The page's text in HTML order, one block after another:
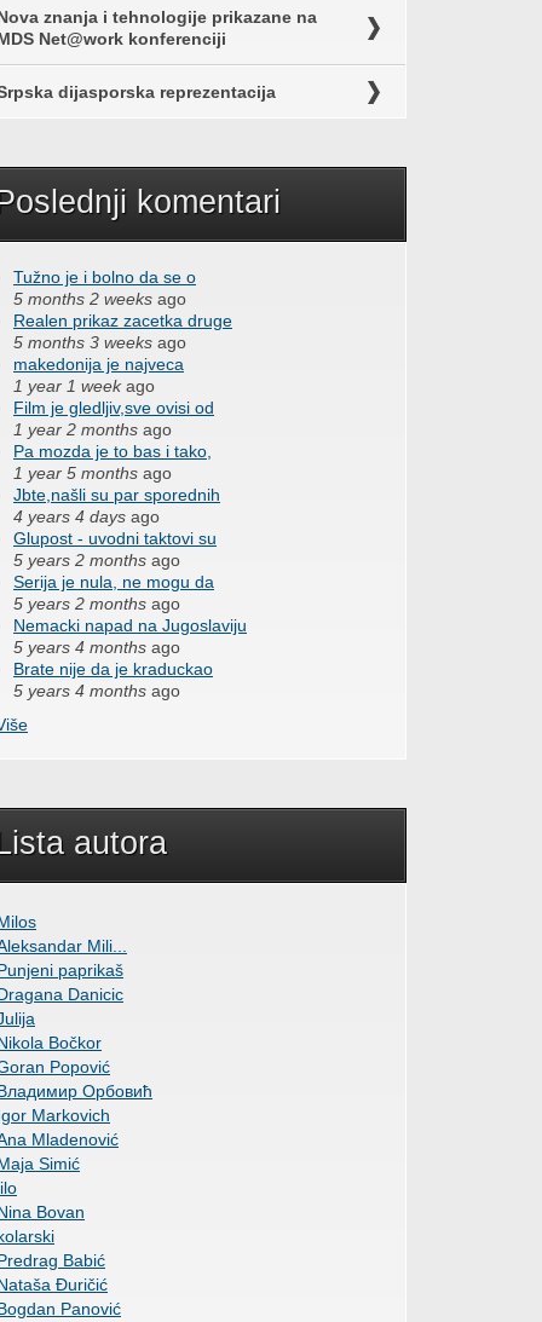
znanja i tehnologije prikazane na
Net@work konferenciji
dijasporska reprezentacija
komentari
Tužno je i bolno da se o
5 months 2 weeks ago
Realen prikaz zacetka druge
5 months 3 weeks ago
makedonija je najveca
1 year 1 weekago
Film je gledljiv,sve ovisi od
1 year 2 months ago
Pa mozda je to bas i tako,
1 year 5 months ago
Jbte,našli su par sporednih
4 years 4 days ago
Glupost - uvodni taktovi su
5 years 2 months ago
Serija je nula, ne mogu da
5 years 2 months ago
Nemacki napad na Jugoslaviju
5 years 4 months ago
Brate nije da je kraduckao
5 years 4 months ago
autora
Mili...
paprikaš
Danicic
Bočkor
Popović
Орбовић
Markovich
Mladenović
Simić
Bovan
Babić
Đuričić
Panović